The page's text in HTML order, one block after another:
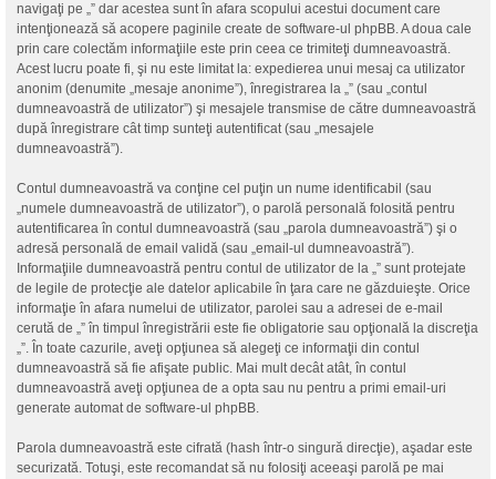
navigaţi pe „” dar acestea sunt în afara scopului acestui document care
intenţionează să acopere paginile create de software-ul phpBB. A doua cale
prin care colectăm informaţiile este prin ceea ce trimiteţi dumneavoastră.
Acest lucru poate fi, şi nu este limitat la: expedierea unui mesaj ca utilizator
anonim (denumite „mesaje anonime”), înregistrarea la „” (sau „contul
dumneavoastră de utilizator”) şi mesajele transmise de către dumneavoastră
după înregistrare cât timp sunteţi autentificat (sau „mesajele
dumneavoastră”).
Contul dumneavoastră va conţine cel puţin un nume identificabil (sau
„numele dumneavoastră de utilizator”), o parolă personală folosită pentru
autentificarea în contul dumneavoastră (sau „parola dumneavoastră”) şi o
adresă personală de email validă (sau „email-ul dumneavoastră”).
Informaţiile dumneavoastră pentru contul de utilizator de la „” sunt protejate
de legile de protecţie ale datelor aplicabile în ţara care ne găzduieşte. Orice
informaţie în afara numelui de utilizator, parolei sau a adresei de e-mail
cerută de „” în timpul înregistrării este fie obligatorie sau opţională la discreţia
„”. În toate cazurile, aveţi opţiunea să alegeţi ce informaţii din contul
dumneavoastră să fie afişate public. Mai mult decât atât, în contul
dumneavoastră aveţi opţiunea de a opta sau nu pentru a primi email-uri
generate automat de software-ul phpBB.
Parola dumneavoastră este cifrată (hash într-o singură direcţie), aşadar este
securizată. Totuşi, este recomandat să nu folosiţi aceeaşi parolă pe mai